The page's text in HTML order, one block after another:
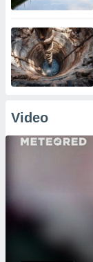
Video